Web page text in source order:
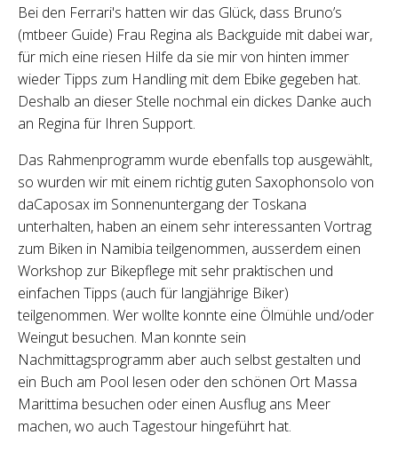
Bei den Ferrari's hatten wir das Glück, dass Bruno’s
(mtbeer Guide) Frau Regina als Backguide mit dabei war,
für mich eine riesen Hilfe da sie mir von hinten immer
wieder Tipps zum Handling mit dem Ebike gegeben hat.
Deshalb an dieser Stelle nochmal ein dickes Danke auch
an Regina für Ihren Support.
Das Rahmenprogramm wurde ebenfalls top ausgewählt,
so wurden wir mit einem richtig guten Saxophonsolo von
daCaposax im Sonnenuntergang der Toskana
unterhalten, haben an einem sehr interessanten Vortrag
zum Biken in Namibia teilgenommen, ausserdem einen
Workshop zur Bikepflege mit sehr praktischen und
einfachen Tipps (auch für langjährige Biker)
teilgenommen. Wer wollte konnte eine Ölmühle und/oder
Weingut besuchen. Man konnte sein
Nachmittagsprogramm aber auch selbst gestalten und
ein Buch am Pool lesen oder den schönen Ort Massa
Marittima besuchen oder einen Ausflug ans Meer
machen, wo auch Tagestour hingeführt hat.